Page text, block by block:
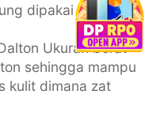
dipakai
Ukuran berat
sehingga mampu
kulit dimana zat